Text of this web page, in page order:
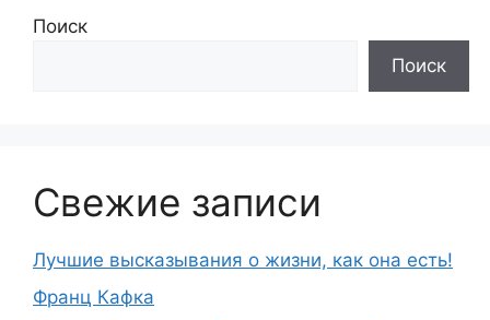
Поиск
Поиск
Свежие записи
Лучшие высказывания о жизни, как она есть!
Франц Кафка